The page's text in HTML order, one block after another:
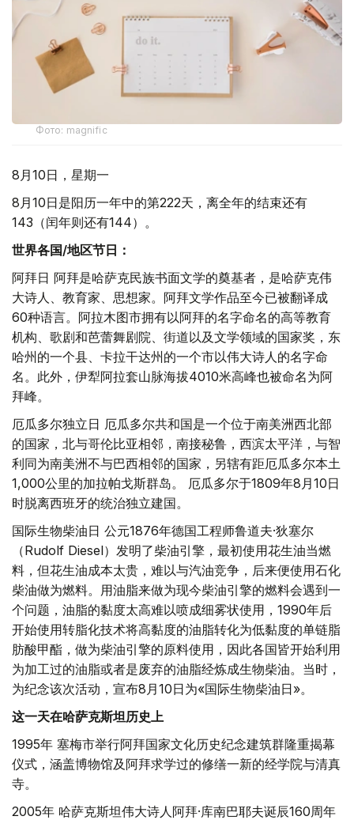
Фото: magnific
8月10日，星期一
8月10日是阳历一年中的第222天，离全年的结束还有
143（闰年则还有144）。
世界各国/地区节日：
阿拜日 阿拜是哈萨克民族书面文学的奠基者，是哈萨克伟
大诗人、教育家、思想家。阿拜文学作品至今已被翻译成
60种语言。阿拉木图市拥有以阿拜的名字命名的高等教育
机构、歌剧和芭蕾舞剧院、街道以及文学领域的国家奖，东
哈州的一个县、卡拉干达州的一个市以伟大诗人的名字命
名。此外，伊犁阿拉套山脉海拔4010米高峰也被命名为阿
拜峰。
厄瓜多尔独立日 厄瓜多尔共和国是一个位于南美洲西北部
的国家，北与哥伦比亚相邻，南接秘鲁，西滨太平洋，与智
利同为南美洲不与巴西相邻的国家，另辖有距厄瓜多尔本土
1,000公里的加拉帕戈斯群岛。 厄瓜多尔于1809年8月10日
时脱离西班牙的统治独立建国。
国际生物柴油日 公元1876年德国工程师鲁道夫·狄塞尔
（Rudolf Diesel）发明了柴油引擎，最初使用花生油当燃
料，但花生油成本太贵，难以与汽油竞争，后来便使用石化
柴油做为燃料。用油脂来做为现今柴油引擎的燃料会遇到一
个问题，油脂的黏度太高难以喷成细雾状使用，1990年后
开始使用转脂化技术将高黏度的油脂转化为低黏度的单链脂
肪酸甲酯，做为柴油引擎的原料使用，因此各国皆开始利用
为加工过的油脂或者是废弃的油脂经炼成生物柴油。当时，
为纪念该次活动，宣布8月10日为«国际生物柴油日»。
这一天在哈萨克斯坦历史上
1995年 塞梅市举行阿拜国家文化历史纪念建筑群隆重揭幕
仪式，涵盖博物馆及阿拜求学过的修缮一新的经学院与清真
寺。
2005年 哈萨克斯坦伟大诗人阿拜·库南巴耶夫诞辰160周年